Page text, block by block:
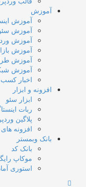
آموزش
آموزش
آموزش
آموزش
آموزش
آموزش
آموزش
اخبار کسب
افزونه و ابزار
ابزار سئو
ربات
پلاگین
افزونه
بانک وبمستر
بانک کد
موکاپ
استوری